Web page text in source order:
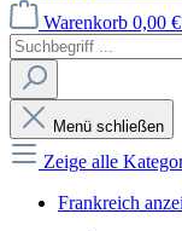
Warenkorb 0,00
Menü schließen
Zeige alle
Frankreich